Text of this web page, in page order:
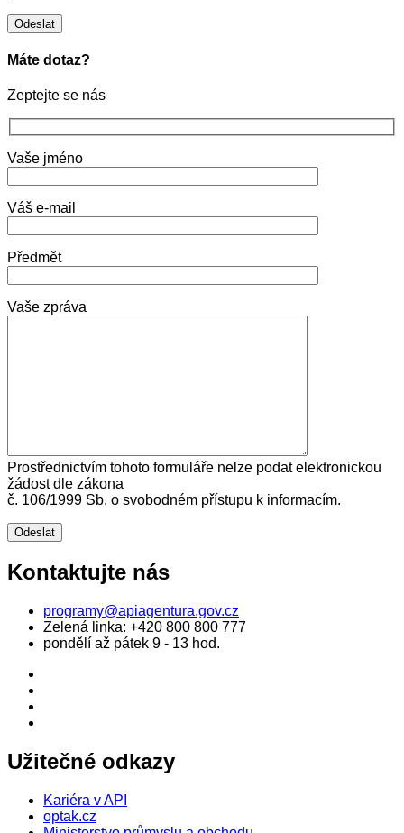
Máte dotaz?
Zeptejte se nás
Vaše jméno
Váš e-mail
Předmět
Vaše zpráva
Prostřednictvím tohoto formuláře nelze podat elektronickou
žádost dle zákona
č. 106/1999 Sb. o svobodném přístupu k informacím.
Kontaktujte nás
programy@apiagentura.gov.cz
Zelená linka: +420 800 800 777
pondělí až pátek 9 - 13 hod.
Užitečné odkazy
Kariéra v API
optak.cz